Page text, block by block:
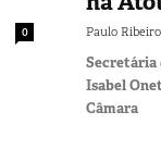
0 Paulo Ribeiro
Secretária
Isabel
Câmara